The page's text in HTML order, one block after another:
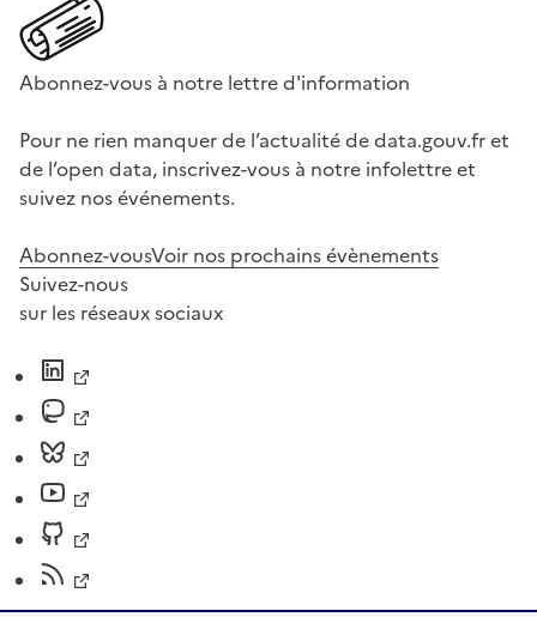
Abonnez-vous à notre lettre d'information
Pour ne rien manquer de l’actualité de data.gouv.fr et
de l’open data, inscrivez-vous à notre infolettre et
suivez nos événements.
Abonnez-vousVoir nos prochains évènements
Suivez-nous
sur les réseaux sociaux